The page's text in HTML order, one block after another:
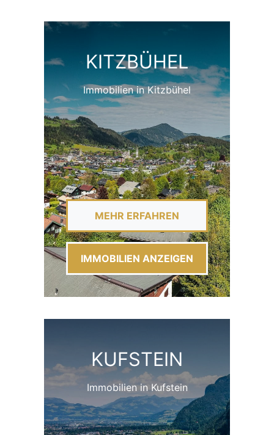
KITZBÜHEL
Immobilien in Kitzbühel
MEHR ERFAHREN
IMMOBILIEN ANZEIGEN
KUFSTEIN
Immobilien in Kufstein